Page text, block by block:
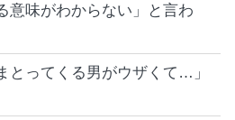
意味がわからない」と言わ
とってくる男がウザくて…」